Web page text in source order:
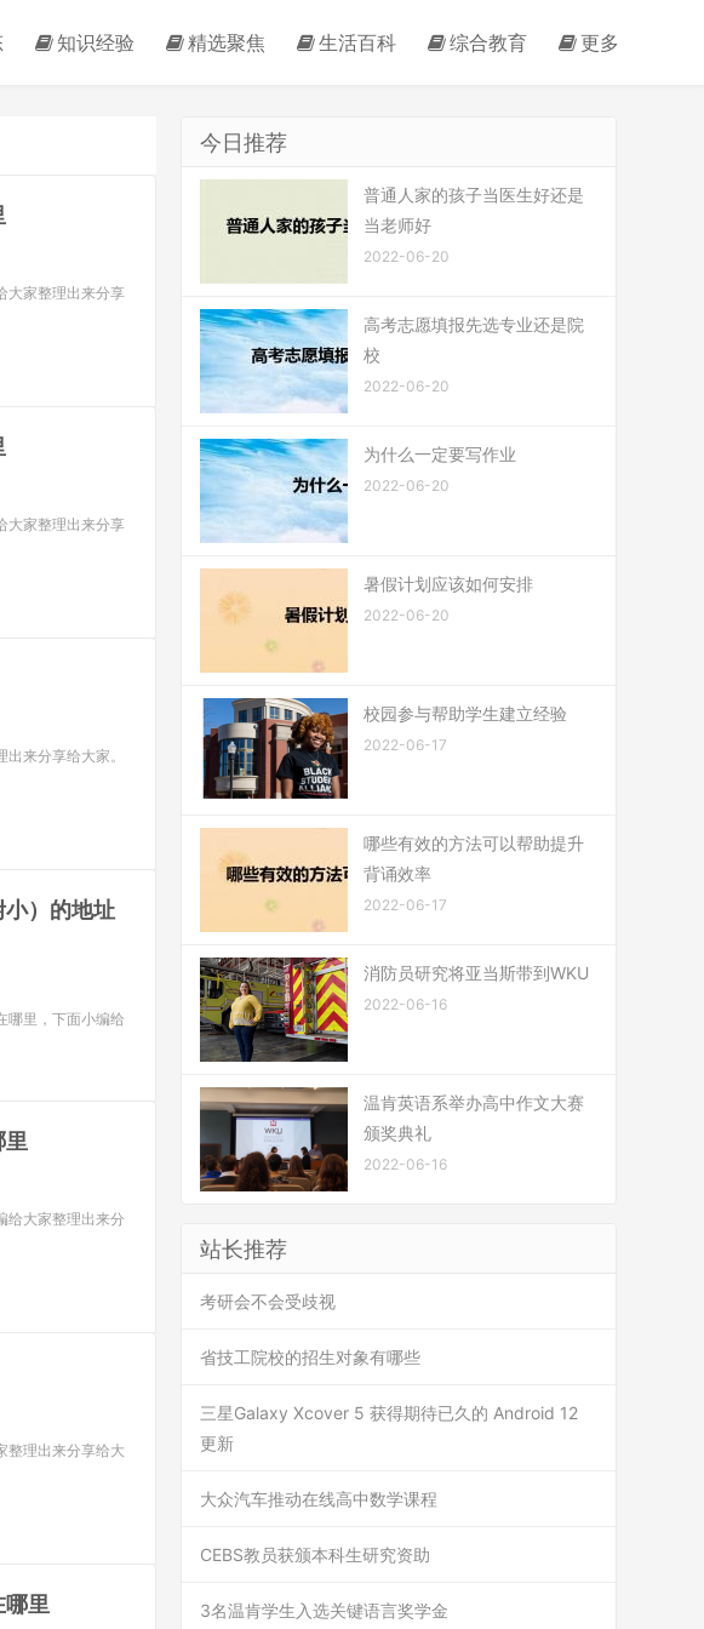
知识经验 精选聚焦 生活百科 综合教育 更多
大家整理出来分享
大家整理出来分享
来分享给大家。
）的地址
哪里，下面小编给
里
给大家整理出来分
整理出来分享给大
里
今日推荐
普通人家的孩子当医生好还是
当老师好
2022-06-20
高考志愿填报先选专业还是院
校
2022-06-20
为什么一定要写作业
2022-06-20
暑假计划应该如何安排
2022-06-20
校园参与帮助学生建立经验
2022-06-17
哪些有效的方法可以帮助提升
背诵效率
2022-06-17
消防员研究将亚当斯带到WKU
2022-06-16
温肯英语系举办高中作文大赛
颁奖典礼
2022-06-16
站长推荐
考研会不会受歧视
省技工院校的招生对象有哪些
三星Galaxy Xcover 5 获得期待已久的 Android 12
更新
大众汽车推动在线高中数学课程
CEBS教员获颁本科生研究资助
3名温肯学生入选关键语言奖学金